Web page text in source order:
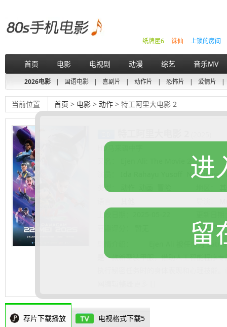
上锁的房间
诛仙
纸牌屋6
首页 电影 电视剧 动漫 综艺 音乐MV
2026电影 | 国语电影 | 喜剧片 | 动作片 | 恐怖片 | 爱情片 |
当前位置 首页 > 电影 > 动作 > 特工阿里大电影 2
HD马来语中字
类型：
上映日期：
豆瓣短评
Ejen Ali 被任命为 Satria
是一款新型装甲服，借助人工智能程序
荐片下载播放 电视格式下载5
进
留